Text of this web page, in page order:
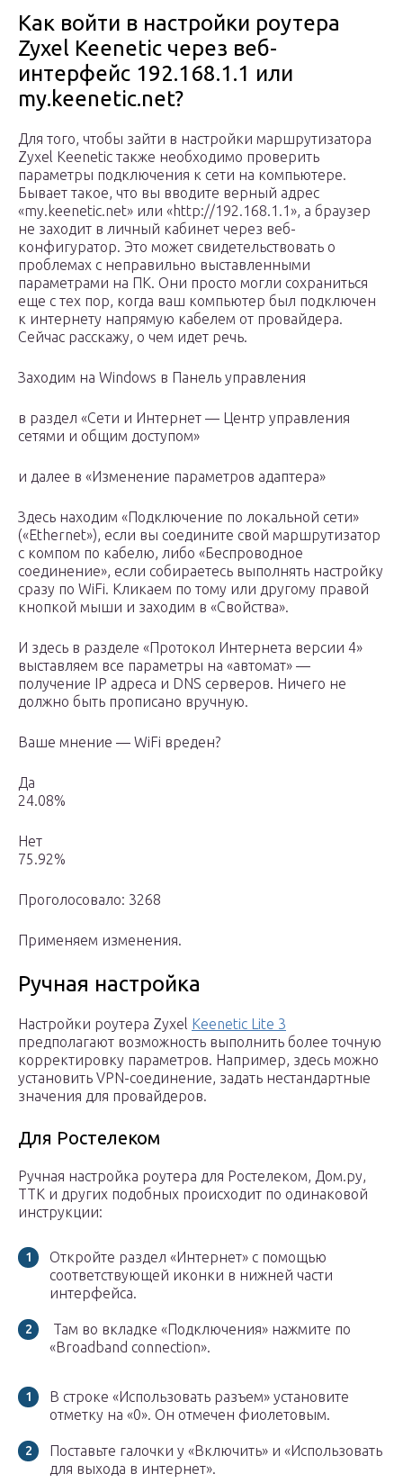
Как войти в настройки роутера
Zyxel Keenetic через веб-
интерфейс 192.168.1.1 или
my.keenetic.net?
Для того, чтобы зайти в настройки маршрутизатора
Zyxel Keenetic также необходимо проверить
параметры подключения к сети на компьютере.
Бывает такое, что вы вводите верный адрес
«my.keenetic.net» или «http://192.168.1.1», а браузер
не заходит в личный кабинет через веб-
конфигуратор. Это может свидетельствовать о
проблемах с неправильно выставленными
параметрами на ПК. Они просто могли сохраниться
еще с тех пор, когда ваш компьютер был подключен
к интернету напрямую кабелем от провайдера.
Сейчас расскажу, о чем идет речь.
Заходим на Windows в Панель управления
в раздел «Сети и Интернет — Центр управления
сетями и общим доступом»
и далее в «Изменение параметров адаптера»
Здесь находим «Подключение по локальной сети»
(«Ethernet»), если вы соедините свой маршрутизатор
с компом по кабелю, либо «Беспроводное
соединение», если собираетесь выполнять настройку
сразу по WiFi. Кликаем по тому или другому правой
кнопкой мыши и заходим в «Свойства».
И здесь в разделе «Протокол Интернета версии 4»
выставляем все параметры на «автомат» —
получение IP адреса и DNS серверов. Ничего не
должно быть прописано вручную.
Ваше мнение — WiFi вреден?
Да
24.08%
Нет
75.92%
Проголосовало: 3268
Применяем изменения.
Ручная настройка
Настройки роутера Zyxel Keenetic Lite 3
предполагают возможность выполнить более точную
корректировку параметров. Например, здесь можно
установить VPN-соединение, задать нестандартные
значения для провайдеров.
Для Ростелеком
Ручная настройка роутера для Ростелеком, Дом.ру,
ТТК и других подобных происходит по одинаковой
инструкции:
Откройте раздел «Интернет» с помощью
соответствующей иконки в нижней части
интерфейса.
Там во вкладке «Подключения» нажмите по
«Broadband connection».
В строке «Использовать разъем» установите
отметку на «0». Он отмечен фиолетовым.
Поставьте галочки у «Включить» и «Использовать
для выхода в интернет».